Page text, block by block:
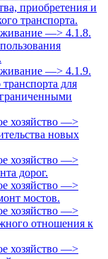
приобретения и
транспорта.
—> 4.1.8.
—> 4.1.9.
для
хозяйство —>
новых
хозяйство —>
дорог.
хозяйство —>
мостов.
хозяйство —>
отношения к
хозяйство —>